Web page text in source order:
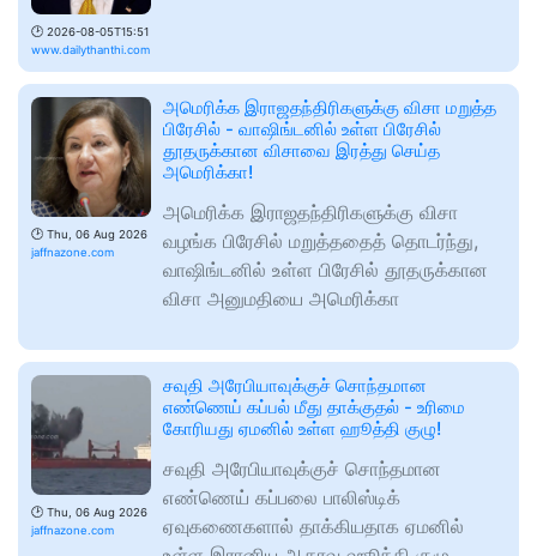
🕑 2026-08-05T15:51
www.dailythanthi.com
🕑 Thu, 06 Aug 2026
jaffnazone.com
அமெரிக்க இராஜதந்திரிகளுக்கு விசா மறுத்த
பிரேசில் - வாஷிங்டனில் உள்ள பிரேசில்
தூதருக்கான விசாவை இரத்து செய்த
அமெரிக்கா!
அமெரிக்க இராஜதந்திரிகளுக்கு விசா
வழங்க பிரேசில் மறுத்ததைத் தொடர்ந்து,
வாஷிங்டனில் உள்ள பிரேசில் தூதருக்கான
விசா அனுமதியை அமெரிக்கா
🕑 Thu, 06 Aug 2026
jaffnazone.com
சவுதி அரேபியாவுக்குச் சொந்தமான
எண்ணெய் கப்பல் மீது தாக்குதல் - உரிமை
கோரியது ஏமனில் உள்ள ஹூத்தி குழு!
சவுதி அரேபியாவுக்குச் சொந்தமான
எண்ணெய் கப்பலை பாலிஸ்டிக்
ஏவுகணைகளால் தாக்கியதாக ஏமனில்